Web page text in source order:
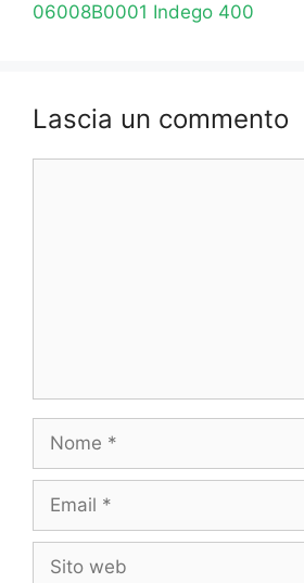
06008B0001 Indego 400
Lascia un commento
Nome
Email
Sito